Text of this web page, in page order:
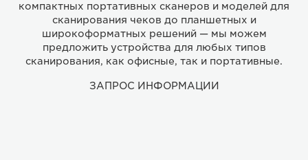
компактных портативных сканеров и моделей для
сканирования чеков до планшетных и
широкоформатных решений — мы можем
предложить устройства для любых типов
сканирования, как офисные, так и портативные.
ЗАПРОС ИНФОРМАЦИИ